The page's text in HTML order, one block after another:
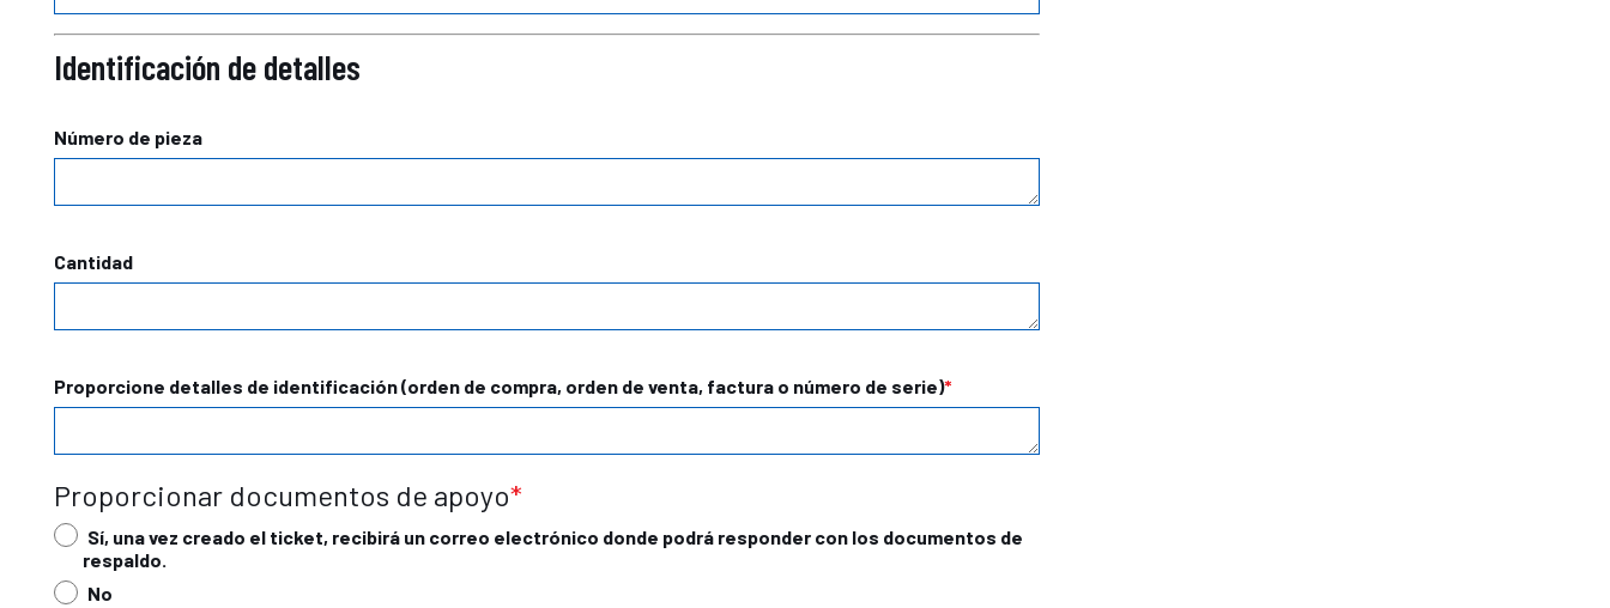
Identificación de detalles
Número de pieza
Cantidad
Proporcione detalles de identificación (orden de compra, orden de venta, factura o número de serie)
Proporcionar documentos de apoyo
Sí, una vez creado el ticket, recibirá un correo electrónico donde podrá responder con los documentos de
respaldo.
No